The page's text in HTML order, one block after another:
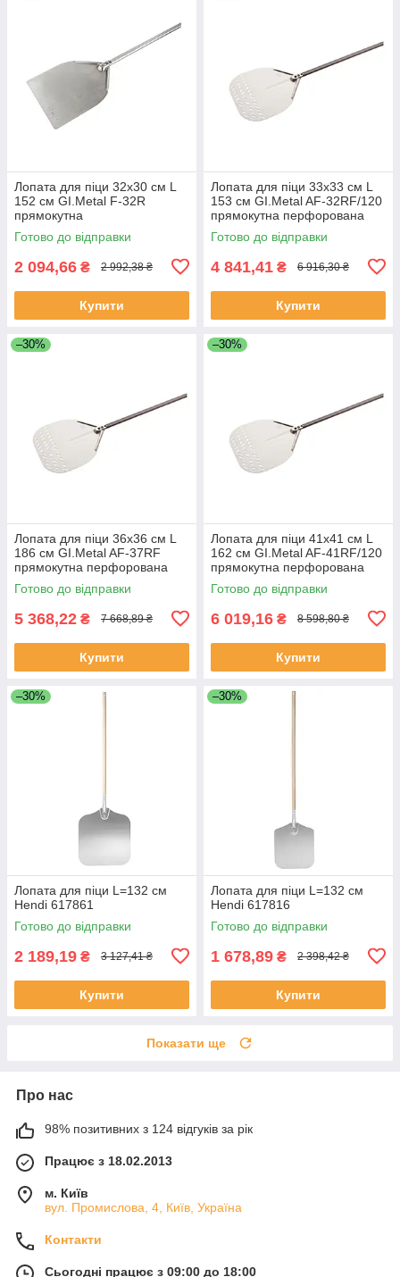
Лопата для піци 32х30 см L
152 см GI.Metal F-32R
прямокутна
Готово до відправки
2 094,66 ₴ 2 992,38 ₴
Купити
Лопата для піци 33х33 см L
153 см GI.Metal AF-32RF/120
прямокутна перфорована
Готово до відправки
4 841,41 ₴ 6 916,30 ₴
Купити
–30%
Лопата для піци 36х36 см L
186 см GI.Metal AF-37RF
прямокутна перфорована
Готово до відправки
5 368,22 ₴ 7 668,89 ₴
Купити
–30%
Лопата для піци 41х41 см L
162 см GI.Metal AF-41RF/120
прямокутна перфорована
Готово до відправки
6 019,16 ₴ 8 598,80 ₴
Купити
–30%
Лопата для піци L=132 cм
Hendi 617861
Готово до відправки
2 189,19 ₴ 3 127,41 ₴
Купити
–30%
Лопата для піци L=132 см
Hendi 617816
Готово до відправки
1 678,89 ₴ 2 398,42 ₴
Купити
Показати ще
Про нас
98% позитивних з 124 відгуків за рік
Працює з 18.02.2013
м. Київ
вул. Промислова, 4, Київ, Україна
Контакти
Сьогодні працює з 09:00 до 18:00